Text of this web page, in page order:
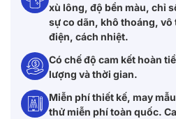
xù lông, độ bền màu, chỉ
sự co dãn, khô thoáng,
điện, cách nhiệt.
Có chế độ cam kết hoàn
lượng và thời gian.
Miễn phí thiết kế, may
thử miễn phí toàn quốc.